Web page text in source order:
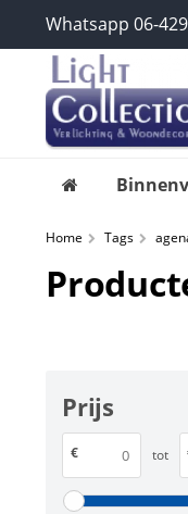
Whatsapp 06-
Home Tags
Prijs
€ tot